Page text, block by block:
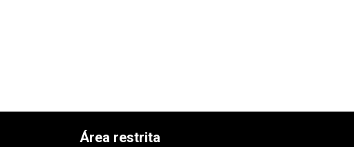
Área restrita